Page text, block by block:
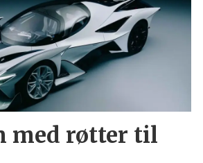
med røtter til